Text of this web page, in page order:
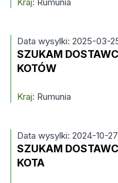
Data wysylki: 2025-03-
SZUKAM
KOTÓW
Kraj: Rumunia
Data wysylki: 2024-10-27
SZUKAM
KOTA